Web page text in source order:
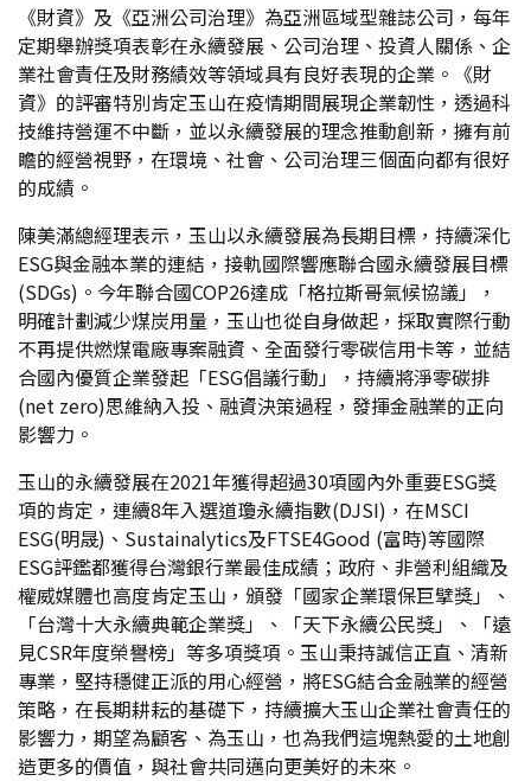
《財資》及《亞洲公司治理》為亞洲區域型雜誌公司，每年
定期舉辦獎項表彰在永續發展、公司治理、投資人關係、企
業社會責任及財務績效等領域具有良好表現的企業。《財
資》的評審特別肯定玉山在疫情期間展現企業韌性，透過科
技維持營運不中斷，並以永續發展的理念推動創新，擁有前
瞻的經營視野，在環境、社會、公司治理三個面向都有很好
的成績。
陳美滿總經理表示，玉山以永續發展為長期目標，持續深化
ESG與金融本業的連結，接軌國際響應聯合國永續發展目標
(SDGs)。今年聯合國COP26達成「格拉斯哥氣候協議」，
明確計劃減少煤炭用量，玉山也從自身做起，採取實際行動
不再提供燃煤電廠專案融資、全面發行零碳信用卡等，並結
合國內優質企業發起「ESG倡議行動」，持續將淨零碳排
(net zero)思維納入投、融資決策過程，發揮金融業的正向
影響力。
玉山的永續發展在2021年獲得超過30項國內外重要ESG獎
項的肯定，連續8年入選道瓊永續指數(DJSI)，在MSCI
ESG(明晟)、Sustainalytics及FTSE4Good (富時)等國際
ESG評鑑都獲得台灣銀行業最佳成績；政府、非營利組織及
權威媒體也高度肯定玉山，頒發「國家企業環保巨擘獎」、
「台灣十大永續典範企業獎」、「天下永續公民獎」、「遠
見CSR年度榮譽榜」等多項獎項。玉山秉持誠信正直、清新
專業，堅持穩健正派的用心經營，將ESG結合金融業的經營
策略，在長期耕耘的基礎下，持續擴大玉山企業社會責任的
影響力，期望為顧客、為玉山，也為我們這塊熱愛的土地創
造更多的價值，與社會共同邁向更美好的未來。